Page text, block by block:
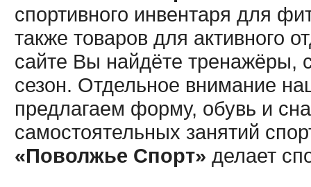
спортивного инвентаря для
также товаров для активного
сайте Вы найдёте тренажёры,
сезон. Отдельное внимание
предлагаем форму, обувь и
самостоятельных занятий
«Поволжье Спорт» делает